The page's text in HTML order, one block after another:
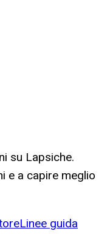
su Lapsiche.
e a capire meglio
Linee guida